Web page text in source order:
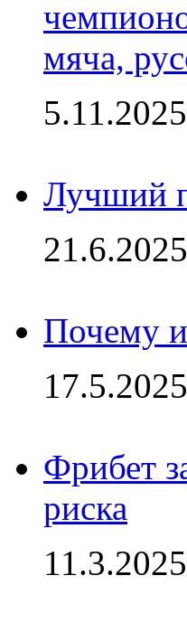
мяча,
Лучший
Почему
Фрибет
риска